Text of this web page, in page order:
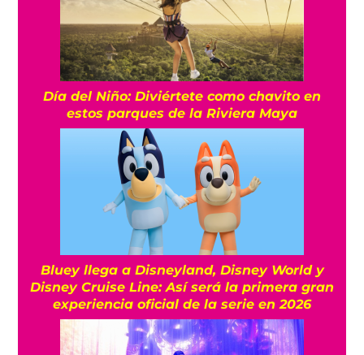
Día del Niño: Diviértete como chavito en
estos parques de la Riviera Maya
Bluey llega a Disneyland, Disney World y
Disney Cruise Line: Así será la primera gran
experiencia oficial de la serie en 2026